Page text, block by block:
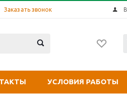
Заказать звонок
УСЛОВИЯ РАБОТЫ